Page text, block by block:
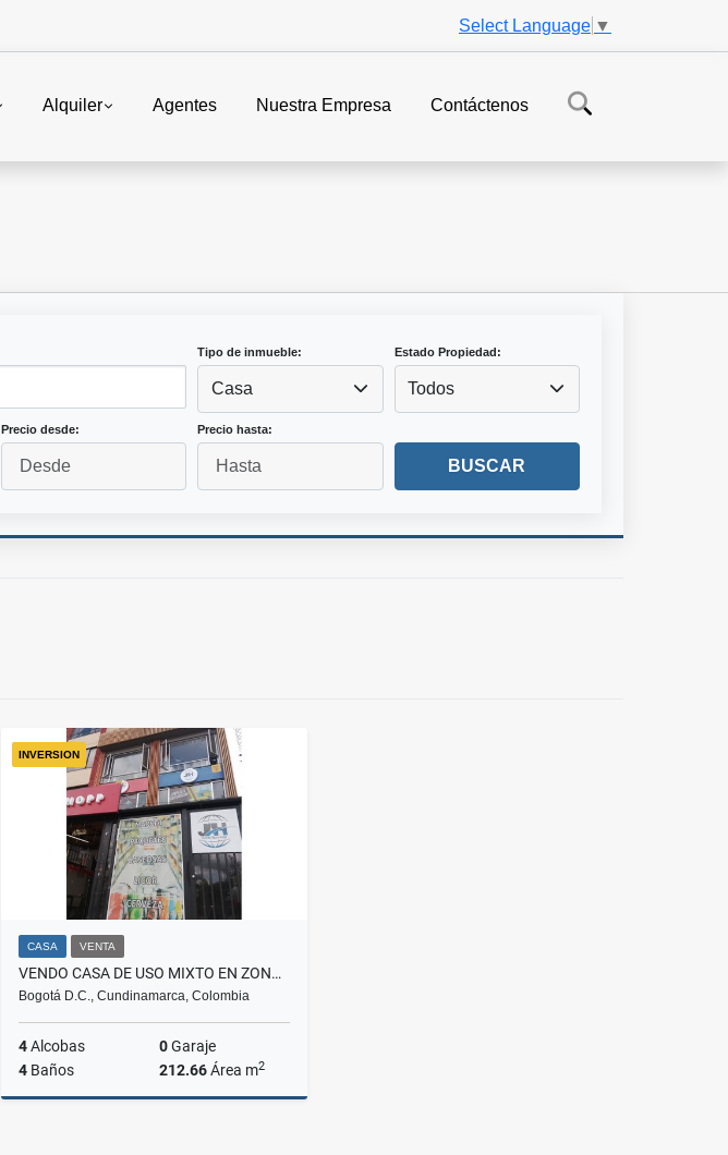
Select Language ▼
Alquiler Agentes Nuestra Empresa Contáctenos
Tipo de inmueble:
Casa
Estado Propiedad:
Todos
Precio desde: Precio hasta:
BUSCAR
INVERSION
CASA VENTA
VENDO CASA DE USO MIXTO EN ZONA NORTE
Bogotá D.C., Cundinamarca, Colombia
4Alcobas 0Garaje
4 Baños 212.66Área m2